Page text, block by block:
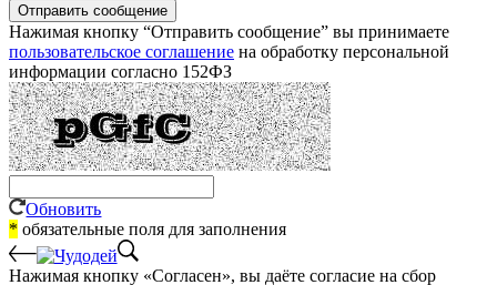
Отправить сообщение
Нажимая кнопку “Отправить сообщение” вы принимаете
пользовательское соглашение на обработку персональной
информации согласно 152ФЗ
Обновить
* обязательные поля для заполнения
Нажимая кнопку «Согласен», вы даёте cогласие на сбор